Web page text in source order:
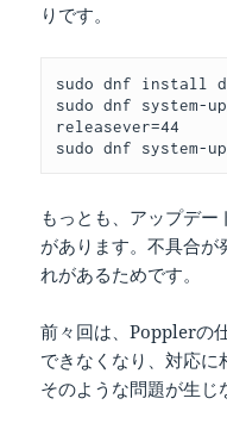
りです。
sudo dnf install
sudo dnf system-
releasever=44
sudo dnf system-
もっとも、アップデ
があります。不具合が
れがあるためです。
前々回は、Popplerの
できなくなり、対応に
そのような問題が生じ